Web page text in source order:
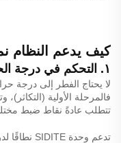
كيف يدعم النظام
١. التحكم في درجة الحرارة خلال مراحل النمو المختلفة
لا يحتاج الفطر إلى درجة
فالمرحلة الأولية (التكاثر)،
تتطلب عادةً نقاط ضبط